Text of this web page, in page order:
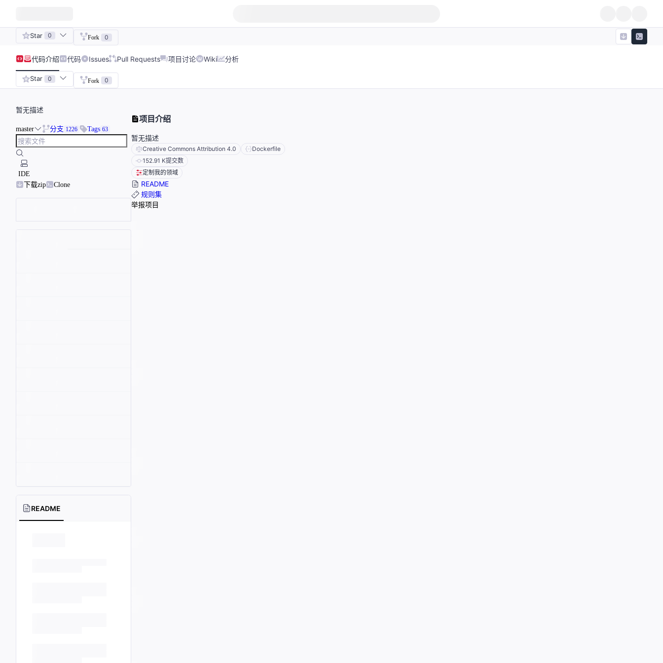
Star 0 Fork 0
代码介绍 代码 Issues Pull Requests 项目讨论 Wiki 分析
Star 0 Fork 0
暂无描述
master 分支 1226 Tags 63
IDE
下载zip
Clone
README
项目介绍
暂无描述
Creative Commons Attribution 4.0
Dockerfile
152.91 K提交数
定制我的领域
README
规则集
举报项目